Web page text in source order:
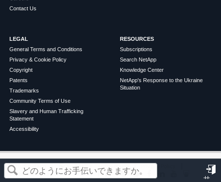
サ
この記事は役に立ちましたか？
Contact Us
LEGAL
General Terms and Conditions
Privacy & Cookie Policy
Copyright
Patents
Trademarks
Community Terms of Use
Slavery and Human Trafficking
Statement
Accessibility
RESOURCES
Subscriptions
Search NetApp
Knowledge Center
NetApp's Response to the Ukraine
Situation
©2026NetApp English Terms of Use
Privacy Policy
Cookie Policy
Cookie Settings